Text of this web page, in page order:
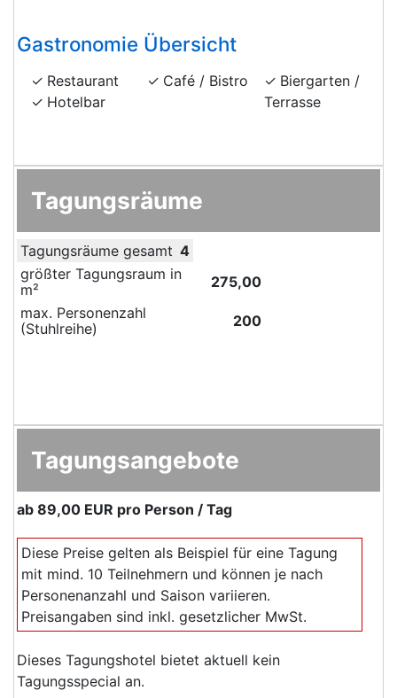
Gastronomie Übersicht
Restaurant
Hotelbar
Café / Bistro
Biergarten /
Terrasse
Tagungsräume
Tagungsräume gesamt 4
größter Tagungsraum in
m²
275,00
max. Personenzahl
(Stuhlreihe)
200
Tagungsangebote
ab 89,00 EUR pro Person / Tag
Diese Preise gelten als Beispiel für eine Tagung
mit mind. 10 Teilnehmern und können je nach
Personenanzahl und Saison variieren.
Preisangaben sind inkl. gesetzlicher MwSt.
Dieses Tagungshotel bietet aktuell kein
Tagungsspecial an.